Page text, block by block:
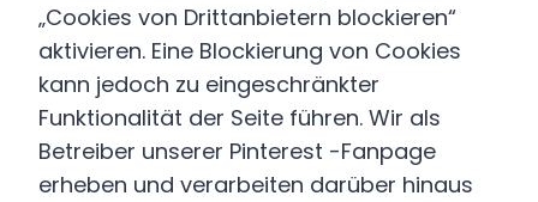
„Cookies von Drittanbietern blockieren“
aktivieren. Eine Blockierung von Cookies
kann jedoch zu eingeschränkter
Funktionalität der Seite führen. Wir als
Betreiber unserer Pinterest -Fanpage
erheben und verarbeiten darüber hinaus